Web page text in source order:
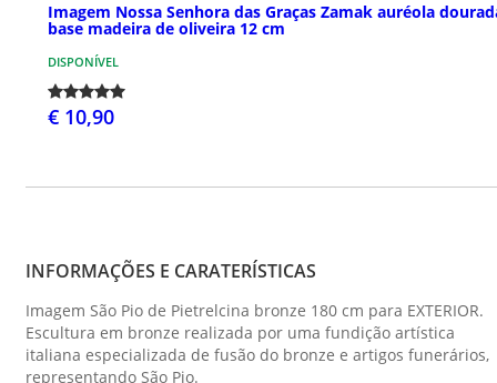
Imagem Nossa Senhora das Graças Zamak auréola
base madeira de oliveira 12 cm
DISPONÍVEL
€ 10,90
INFORMAÇÕES E CARATERÍSTICAS
Imagem São Pio de Pietrelcina bronze 180 cm para EXTERIOR.
Escultura em bronze realizada por uma fundição artística
italiana especializada de fusão do bronze e artigos funerários,
representando São Pio.